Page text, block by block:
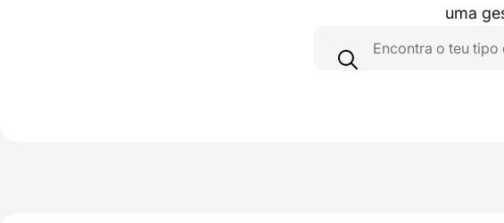
uma
Encontra o teu tipo de